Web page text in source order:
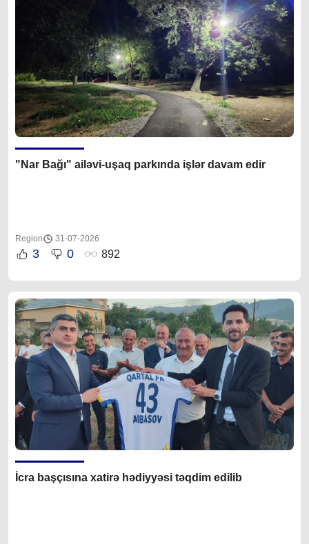
"Nar Bağı" ailəvi-uşaq parkında işlər davam edir
Region 31-07-2026
3 0 892
İcra başçısına xatirə hədiyyəsi təqdim edilib